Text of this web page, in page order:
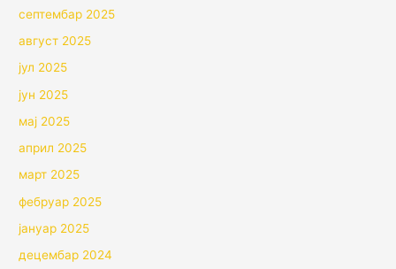
септембар 2025
август 2025
јул 2025
јун 2025
мај 2025
април 2025
март 2025
фебруар 2025
јануар 2025
децембар 2024